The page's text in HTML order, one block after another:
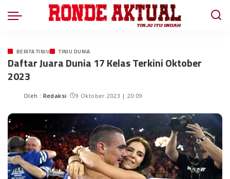
BERITA TINJU TINJU DUNIA
Daftar Juara Dunia 17 Kelas Terkini Oktober
2023
Oleh : Redaksi 9 Oktober 2023 | 20:09